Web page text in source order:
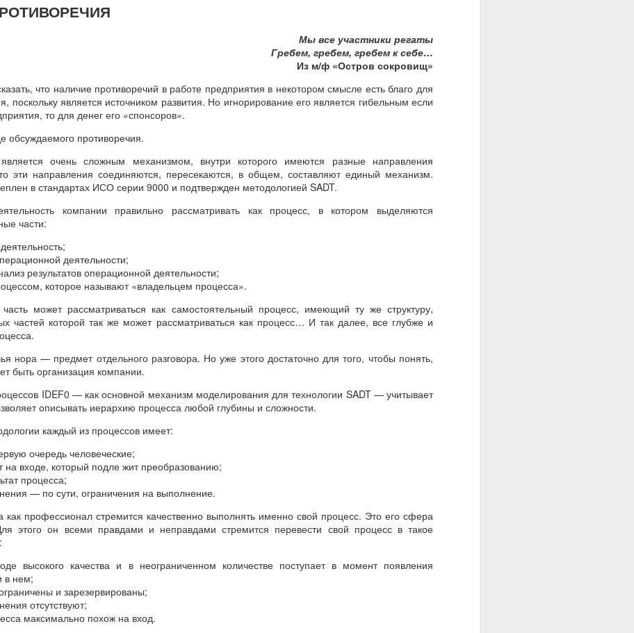
Мы все участники регаты
Гребем, гребем, гребем к себе…
Из м/ф «Остров сокровищ»
что наличие противоречий в работе предприятия в некотором смысле есть благо для
поскольку является источником развития. Но игнорирование его является гибельным если
то для денег его «спонсоров».
обсуждаемого противоречия.
очень сложным механизмом, внутри которого имеются разные направления
эти направления соединяются, пересекаются, в общем, составляют единый механизм.
в стандартах ИСО серии 9000 и подтвержден методологией SADT.
компании правильно рассматривать как процесс, в котором выделяются
части:
деятельности;
результатов операционной деятельности;
которое называют «владельцем процесса».
может рассматриваться как самостоятельный процесс, имеющий ту же структуру,
частей которой так же может рассматриваться как процесс… И так далее, все глубже и
нора — предмет отдельного разговора. Но уже этого достаточно для того, чтобы понять,
быть организация компании.
IDEF0 — как основной механизм моделирования для технологии SADT — учитывает
описывать иерархию процесса любой глубины и сложности.
каждый из процессов имеет:
очередь человеческие;
на входе, который подле жит преобразованию;
процесса;
— по сути, ограничения на выполнение.
как профессионал стремится качественно выполнять именно свой процесс. Это его сфера
этого он всеми правдами и неправдами стремится перевести свой процесс в такое
высокого качества и в неограниченном количестве поступает в момент появления
в нем;
и зарезервированы;
отсутствуют;
максимально похож на вход.
Опубликовано17 hours ago
Добавить комментарий
Отзыв от концерна ВКО Алмаз-Антей
ВКО Алмаз-Антей (Завод Красное Знамя) о проведенных работах по анализу
1С.